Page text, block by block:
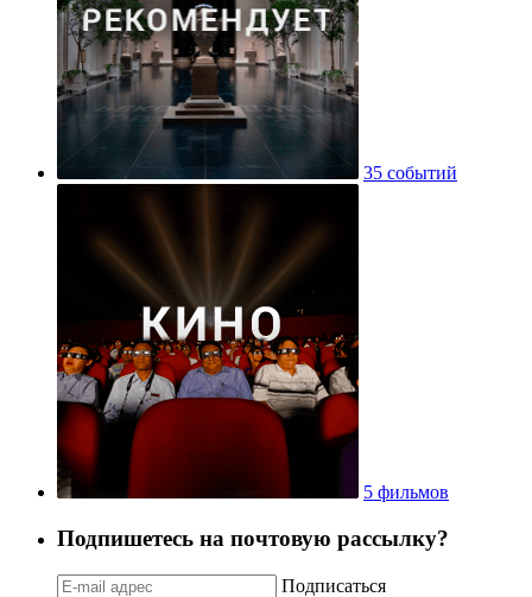
35 событий
5 фильмов
Подпишетесь на почтовую рассылку?
Подписаться